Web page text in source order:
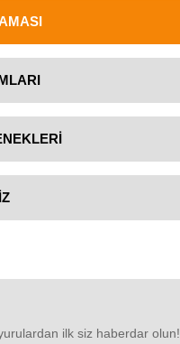
ilk siz haberdar olun!